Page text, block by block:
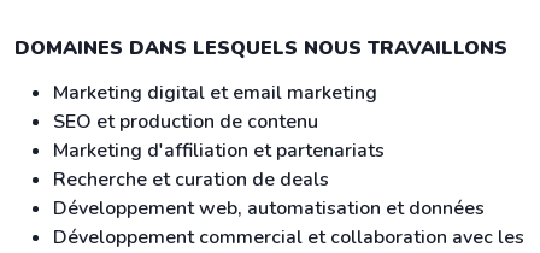
DOMAINES DANS LESQUELS NOUS TRAVAILLONS
Marketing digital et email marketing
SEO et production de contenu
Marketing d'affiliation et partenariats
Recherche et curation de deals
Développement web, automatisation et données
Développement commercial et collaboration avec les